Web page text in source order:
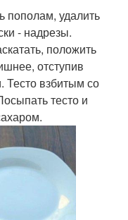
пополам, удалить
- надрезы.
положить
отступив
Тесто взбитым со
тесто и